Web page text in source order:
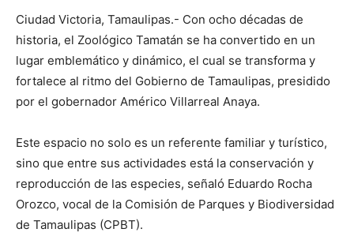
Ciudad Victoria, Tamaulipas.- Con ocho décadas de
historia, el Zoológico Tamatán se ha convertido en un
lugar emblemático y dinámico, el cual se transforma y
fortalece al ritmo del Gobierno de Tamaulipas, presidido
por el gobernador Américo Villarreal Anaya.
Este espacio no solo es un referente familiar y turístico,
sino que entre sus actividades está la conservación y
reproducción de las especies, señaló Eduardo Rocha
Orozco, vocal de la Comisión de Parques y Biodiversidad
de Tamaulipas (CPBT).